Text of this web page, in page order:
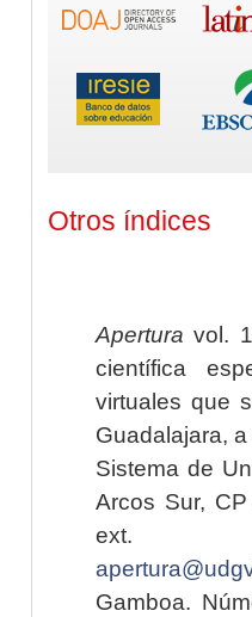
Otros índices
Apertura vol.
científica
virtuales que
Guadalajara,
Sistema de
Arcos Sur,
ext.
Gamboa.